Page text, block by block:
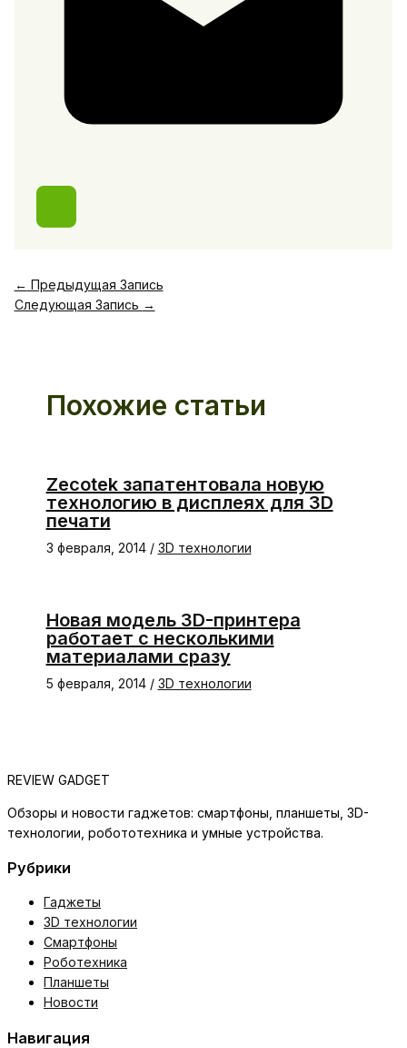
← Предыдущая Запись
Следующая Запись →
Похожие статьи
Zecotek запатентовала новую
технологию в дисплеях для 3D
печати
3 февраля, 2014 / 3D технологии
Новая модель 3D-принтера
работает с несколькими
материалами сразу
5 февраля, 2014 / 3D технологии
REVIEW GADGET
Обзоры и новости гаджетов: смартфоны, планшеты, 3D-
технологии, робототехника и умные устройства.
Рубрики
Гаджеты
3D технологии
Смартфоны
Роботехника
Планшеты
Новости
Навигация